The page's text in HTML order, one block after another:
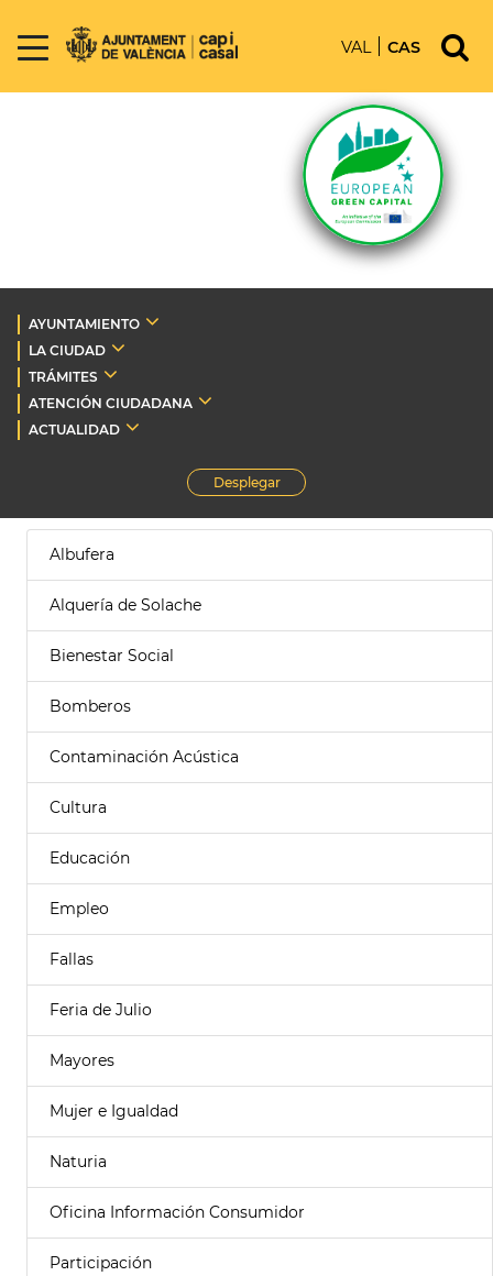
VAL CAS
AYUNTAMIENTO
LA CIUDAD
TRÁMITES
ATENCIÓN CIUDADANA
ACTUALIDAD
Desplegar
Albufera
Alquería de Solache
Bienestar Social
Bomberos
Contaminación Acústica
Cultura
Educación
Empleo
Fallas
Feria de Julio
Mayores
Mujer e Igualdad
Naturia
Oficina Información Consumidor
Participación